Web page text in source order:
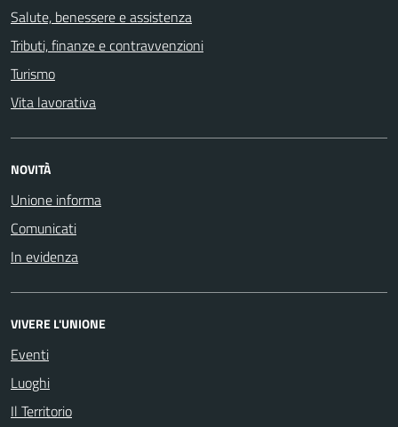
Salute, benessere e assistenza
Tributi, finanze e contravvenzioni
Turismo
Vita lavorativa
NOVITÀ
Unione informa
Comunicati
In evidenza
VIVERE L'UNIONE
Eventi
Luoghi
Il Territorio